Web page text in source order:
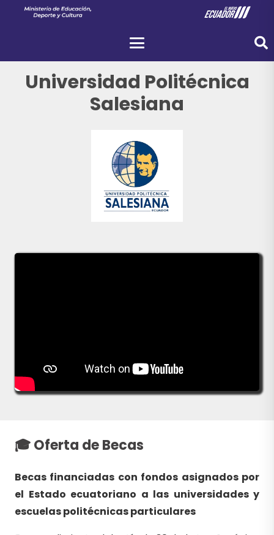
Universidad Politécnica
Salesiana
🎓 Oferta de Becas
Becas financiadas con fondos asignados por
el Estado ecuatoriano a las universidades y
escuelas politécnicas particulares